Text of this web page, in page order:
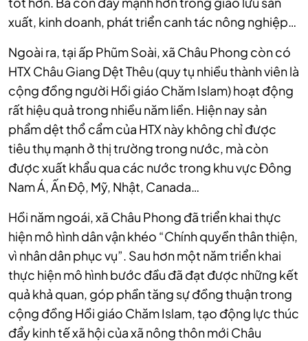
xuất, kinh doanh, phát triển canh tác nông nghiệp…
Ngoài ra, tại ấp Phũm Soài, xã Châu Phong còn có
HTX Châu Giang Dệt Thêu (quy tụ nhiều thành viên là
cộng đồng người Hồi giáo Chăm Islam) hoạt động
rất hiệu quả trong nhiều năm liền. Hiện nay sản
phẩm dệt thổ cẩm của HTX này không chỉ được
tiêu thụ mạnh ở thị trường trong nước, mà còn
được xuất khẩu qua các nước trong khu vực Đông
Nam Á, Ấn Độ, Mỹ, Nhật, Canada…
Hồi năm ngoái, xã Châu Phong đã triển khai thực
hiện mô hình dân vận khéo “Chính quyền thân thiện,
vì nhân dân phục vụ”. Sau hơn một năm triển khai
thực hiện mô hình bước đầu đã đạt được những kết
quả khả quan, góp phần tăng sự đồng thuận trong
cộng đồng Hồi giáo Chăm Islam, tạo động lực thúc
đẩy kinh tế xã hội của xã nông thôn mới Châu